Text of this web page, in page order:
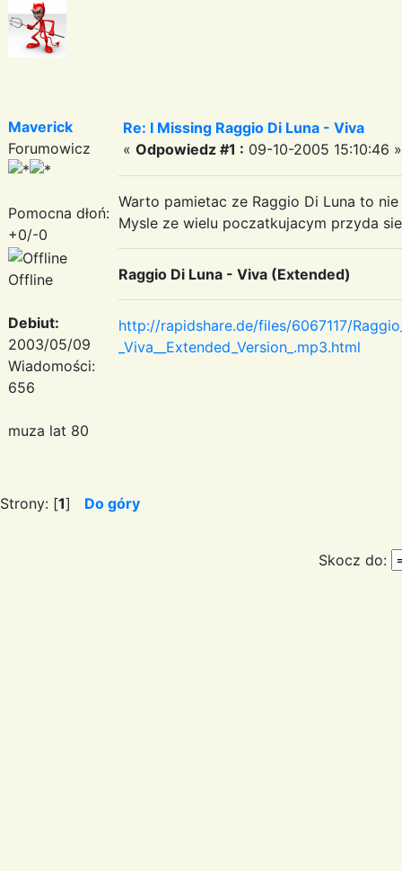
Maverick
Forumowicz
Pomocna dłoń:
+0/-0
Offline
Debiut:
2003/05/09
Wiadomości:
656
muza lat 80
Re: I Missing Raggio Di Luna - Viva
« Odpowiedz #1 : 09-10-2005 15:10:46 »
Warto pamietac ze Raggio Di Luna to
Mysle ze wielu poczatkujacym przyda
Raggio Di Luna - Viva (Extended)
http://rapidshare.de/files/6067117/
_Viva__Extended_Version_.mp3.html
Strony: [1] Do góry
Skocz do: